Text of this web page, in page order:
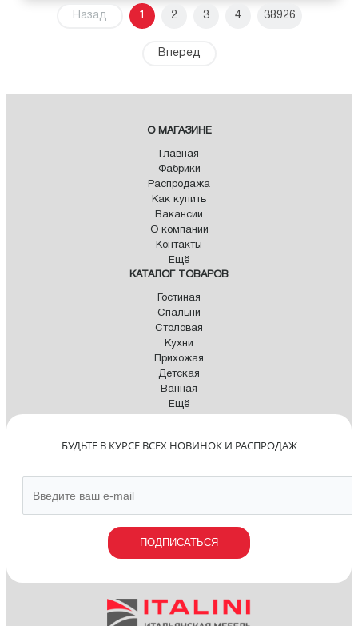
Назад 1 2 3 4 38926
Вперед
О МАГАЗИНЕ
Главная
Фабрики
Распродажа
Как купить
Вакансии
О компании
Контакты
Ещё
КАТАЛОГ ТОВАРОВ
Гостиная
Спальни
Столовая
Кухни
Прихожая
Детская
Ванная
Ещё
БУДЬТЕ В КУРСЕ ВСЕХ НОВИНОК И РАСПРОДАЖ
ПОДПИСАТЬСЯ